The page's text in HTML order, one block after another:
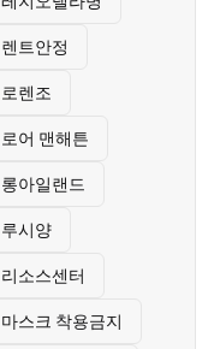
렌트안정
로렌조
로어 맨해튼
롱아일랜드
루시양
리소스센터
마스크 착용금지